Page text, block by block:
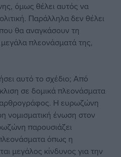
όμως θέλει αυτός να
Παράλληλα δεν θέλει
θα αναγκάσουν τη
πλεονάσματά της,
αυτό το σχέδιο; Από
σε δομικά πλεονάσματα
αρθρογράφος. Η ευρωζώνη
νομισματική ένωση στον
παρουσιάζει
όπως η
μεγάλος κίνδυνος για την